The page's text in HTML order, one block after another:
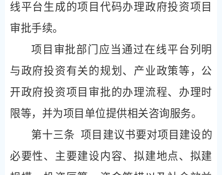
线平台生成的项目代码办理政府投资项目
审批手续。
项目审批部门应当通过在线平台列明
与政府投资有关的规划、产业政策等，公
开政府投资项目审批的办理流程、办理时
限等，并为项目单位提供相关咨询服务。
第十三条 项目建议书要对项目建设的
必要性、主要建设内容、拟建地点、拟建